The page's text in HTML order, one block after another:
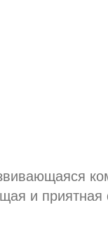
и приятная